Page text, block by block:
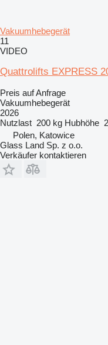
Vakuumhebegerät
11
VIDEO
Quattrolifts EXPRESS
Preis auf Anfrage
Vakuumhebegerät
2026
Nutzlast 200 kg Hubhöhe
Polen, Katowice
Glass Land Sp. z o.o.
Verkäufer kontaktieren